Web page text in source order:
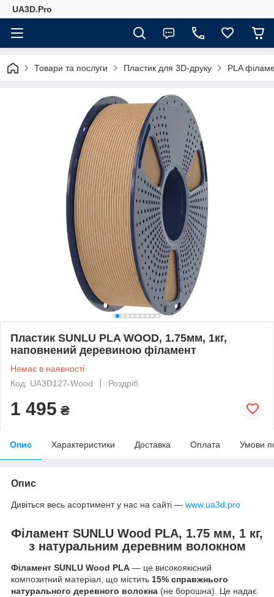
UA3D.Pro
Товари та послуги Пластик для 3D-друку PLA
Пластик SUNLU PLA WOOD, 1.75мм, 1кг,
наповнений деревиною філамент
Немає в наявності
Код: UA3D127-Wood
Роздріб
1 495 ₴
Опис Характеристики Доставка Оплата Умови
Опис
Дивіться весь асортимент у нас на сайті — www.ua3d.pro
Філамент SUNLU Wood PLA, 1.75 мм, 1 кг,
з натуральним деревним волокном
Філамент SUNLU Wood PLA — це високоякісний
композитний матеріал, що містить 15% справжнього
натурального деревного волокна (не борошна). Це надає